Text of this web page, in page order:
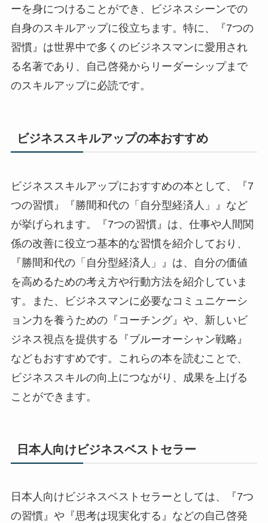
ーを身につけることができ、ビジネスシーンでの
自身のスキルアップに役立ちます。特に、『7つの
習慣』は世界中で多くのビジネスマンに愛用され
る名著であり、自己啓発からリーダーシップまで
のスキルアップに必読です。
ビジネススキルアップの本おすすめ
ビジネススキルアップにおすすめの本として、『7
つの習慣』『勝間和代の「自分型経済人」』など
が挙げられます。『7つの習慣』は、仕事や人間関
係の改善に役立つ基本的な習慣を紹介しており、
『勝間和代の「自分型経済人」』は、自分の価値
を高めるための考え方や行動方法を紹介していま
す。また、ビジネスマンに必要なコミュニケーシ
ョン力を養うための『コーチング』や、新しいビ
ジネス視点を提供する『ブルーオーシャン戦略』
などもおすすめです。これらの本を読むことで、
ビジネススキルの向上につながり、成果を上げる
ことができます。
日本人向けビジネスベストセラー
日本人向けビジネスベストセラーとしては、『7つ
の習慣』や『思考は現実化する』などの自己啓発